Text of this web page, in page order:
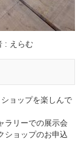
: えらむ
ョップを楽しんで
ラリーでの展示会
ショップのお申込